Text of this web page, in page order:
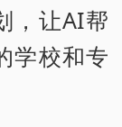
，让AI帮
学校和专